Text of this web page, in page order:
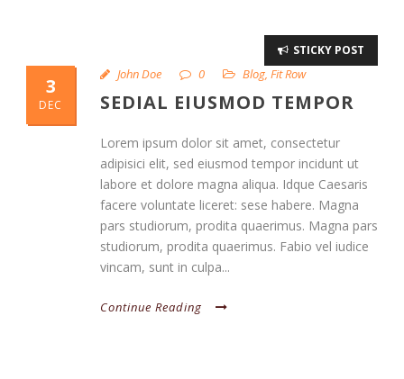
STICKY POST
3
DEC
John Doe 0 Blog, Fit Row
SEDIAL EIUSMOD TEMPOR
Lorem ipsum dolor sit amet, consectetur
adipisici elit, sed eiusmod tempor incidunt ut
labore et dolore magna aliqua. Idque Caesaris
facere voluntate liceret: sese habere. Magna
pars studiorum, prodita quaerimus. Magna pars
studiorum, prodita quaerimus. Fabio vel iudice
vincam, sunt in culpa...
Continue Reading